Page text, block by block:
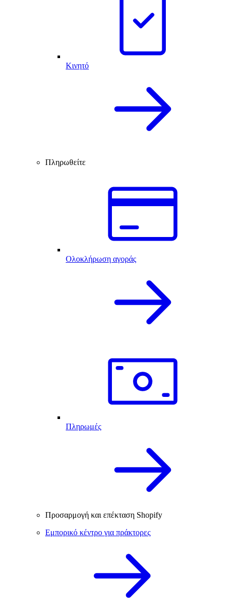
Κινητό
Πληρωθείτε
Ολοκλήρωση αγοράς
Πληρωμές
Προσαρμογή και επέκταση Shopify
Εμπορικό κέντρο για πράκτορες